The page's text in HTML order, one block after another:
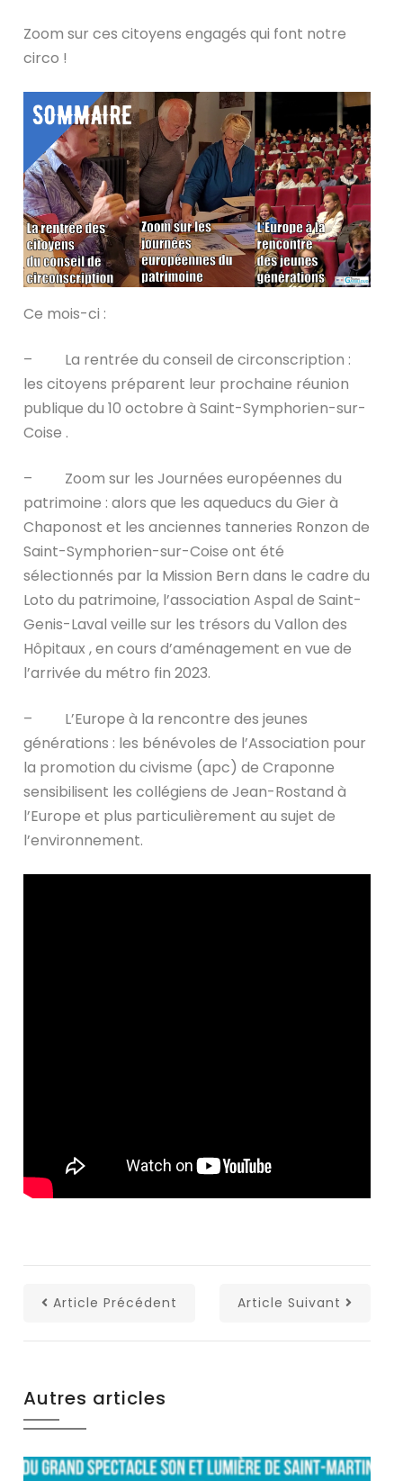
Zoom sur ces citoyens engagés qui font notre
circo !
Ce mois-ci :
– La rentrée du conseil de circonscription :
les citoyens préparent leur prochaine réunion
publique du 10 octobre à Saint-Symphorien-sur-
Coise .
– Zoom sur les Journées européennes du
patrimoine : alors que les aqueducs du Gier à
Chaponost et les anciennes tanneries Ronzon de
Saint-Symphorien-sur-Coise ont été
sélectionnés par la Mission Bern dans le cadre du
Loto du patrimoine, l’association Aspal de Saint-
Genis-Laval veille sur les trésors du Vallon des
Hôpitaux , en cours d’aménagement en vue de
l’arrivée du métro fin 2023.
– L’Europe à la rencontre des jeunes
générations : les bénévoles de l’Association pour
la promotion du civisme (apc) de Craponne
sensibilisent les collégiens de Jean-Rostand à
l’Europe et plus particulièrement au sujet de
l’environnement.
Article Précédent Article Suivant
Autres articles